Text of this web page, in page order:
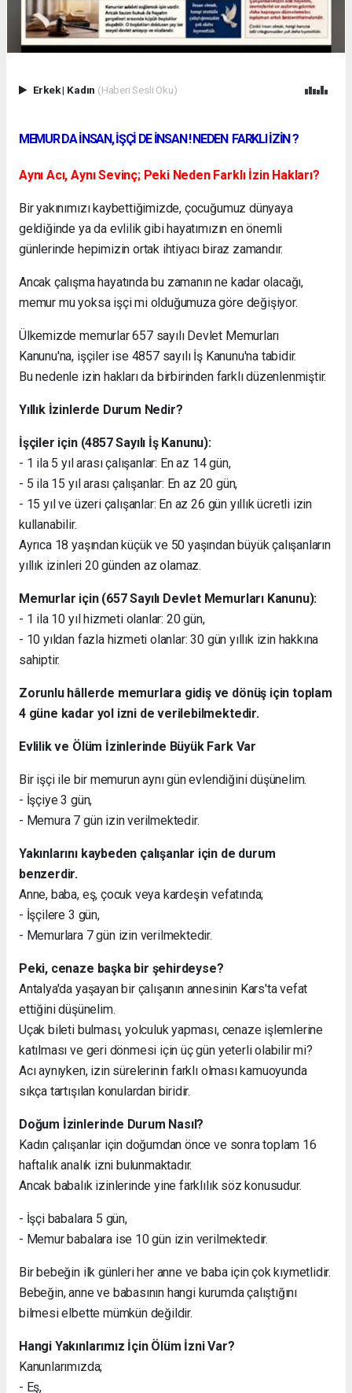
Erkek| Kadın (Haberi Sesli Oku)
MEMUR DA İNSAN, İŞÇİ DE İNSAN ! NEDEN FARKLI İZİN ?
Aynı Acı, Aynı Sevinç; Peki Neden Farklı İzin Hakları?
Bir yakınımızı kaybettiğimizde, çocuğumuz dünyaya
geldiğinde ya da evlilik gibi hayatımızın en önemli
günlerinde hepimizin ortak ihtiyacı biraz zamandır.
Ancak çalışma hayatında bu zamanın ne kadar olacağı,
memur mu yoksa işçi mi olduğumuza göre değişiyor.
Ülkemizde memurlar 657 sayılı Devlet Memurları
Kanunu'na, işçiler ise 4857 sayılı İş Kanunu'na tabidir.
Bu nedenle izin hakları da birbirinden farklı düzenlenmiştir.
Yıllık İzinlerde Durum Nedir?
İşçiler için (4857 Sayılı İş Kanunu):
- 1 ila 5 yıl arası çalışanlar: En az 14 gün,
- 5 ila 15 yıl arası çalışanlar: En az 20 gün,
- 15 yıl ve üzeri çalışanlar: En az 26 gün yıllık ücretli izin
kullanabilir.
Ayrıca 18 yaşından küçük ve 50 yaşından büyük çalışanların
yıllık izinleri 20 günden az olamaz.
Memurlar için (657 Sayılı Devlet Memurları Kanunu):
- 1 ila 10 yıl hizmeti olanlar: 20 gün,
- 10 yıldan fazla hizmeti olanlar: 30 gün yıllık izin hakkına
sahiptir.
Zorunlu hâllerde memurlara gidiş ve dönüş için toplam
4 güne kadar yol izni de verilebilmektedir.
Evlilik ve Ölüm İzinlerinde Büyük Fark Var
Bir işçi ile bir memurun aynı gün evlendiğini düşünelim.
- İşçiye 3 gün,
- Memura 7 gün izin verilmektedir.
Yakınlarını kaybeden çalışanlar için de durum
benzerdir.
Anne, baba, eş, çocuk veya kardeşin vefatında;
- İşçilere 3 gün,
- Memurlara 7 gün izin verilmektedir.
Peki, cenaze başka bir şehirdeyse?
Antalya'da yaşayan bir çalışanın annesinin Kars'ta vefat
ettiğini düşünelim.
Uçak bileti bulması, yolculuk yapması, cenaze işlemlerine
katılması ve geri dönmesi için üç gün yeterli olabilir mi?
Acı aynıyken, izin sürelerinin farklı olması kamuoyunda
sıkça tartışılan konulardan biridir.
Doğum İzinlerinde Durum Nasıl?
Kadın çalışanlar için doğumdan önce ve sonra toplam 16
haftalık analık izni bulunmaktadır.
Ancak babalık izinlerinde yine farklılık söz konusudur.
- İşçi babalara 5 gün,
- Memur babalara ise 10 gün izin verilmektedir.
Bir bebeğin ilk günleri her anne ve baba için çok kıymetlidir.
Bebeğin, anne ve babasının hangi kurumda çalıştığını
bilmesi elbette mümkün değildir.
Hangi Yakınlarımız İçin Ölüm İzni Var?
Kanunlarımızda;
- Eş,